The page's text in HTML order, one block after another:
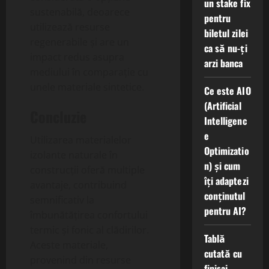
un stake fix
pentru
biletul zilei
ca să nu-ți
arzi banca
Ce este AIO
(Artificial
Intelligenc
e
Optimizatio
n) și cum
îți adaptezi
conținutul
pentru AI?
Tablă
cutată cu